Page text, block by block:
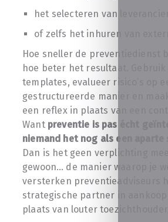
het selecteren van
of zelfs het inhuren van
Hoe sneller de preventiedienst
hoe beter het resultaat. Gebruik
templates, evalueer risico’s op
gestructureerde manier en
een reflex in plaats van een
Want preventie is pas écht
niemand het nog als een aparte
Dan is het geen verplichting
gewoon… de manier waarop je
versterken preventieadviseurs
strategische partner in aankoop
plaats van louter toezichthouder.